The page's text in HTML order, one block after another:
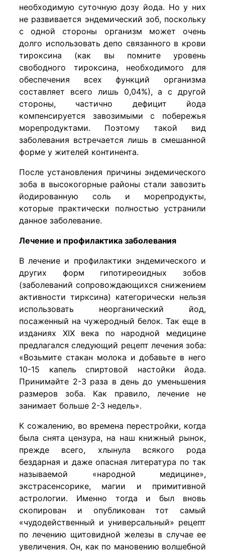
необходимую суточную дозу йода. Но у них
не развивается эндемический зоб, поскольку
с одной стороны организм может очень
долго использовать депо связанного в крови
тироксина (как вы помните уровень
свободного тироксина, необходимого для
обеспечения всех функций организма
составляет всего лишь 0,04%), а с другой
стороны, частично дефицит йода
компенсируется завозимыми с побережья
морепродуктами. Поэтому такой вид
заболевания встречается лишь в смешанной
форме у жителей континента.
После установления причины эндемического
зоба в высокогорные районы стали завозить
йодированную соль и морепродукты,
которые практически полностью устранили
данное заболевание.
Лечение и профилактика заболевания
В лечение и профилактики эндемического и
других форм гипотиреоидных зобов
(заболеваний сопровождающихся снижением
активности тирксина) категорически нельзя
использовать неорганический йод,
посаженный на чужеродный белок. Так еще в
изданиях XIX века по народной медицине
предлагался следующий рецепт лечения зоба:
«Возьмите стакан молока и добавьте в него
10-15 капель спиртовой настойки йода.
Принимайте 2-3 раза в день до уменьшения
размеров зоба. Как правило, лечение не
занимает больше 2-3 недель».
К сожалению, во времена перестройки, когда
была снята цензура, на наш книжный рынок,
прежде всего, хлынула всякого рода
бездарная и даже опасная литература по так
называемой «народной медицине»,
экстрасенсорике, магии и примитивной
астрологии. Именно тогда и был вновь
скопирован и опубликован тот самый
«чудодейственный и универсальный» рецепт
по лечению щитовидной железы в случае ее
увеличения. Он, как по мановению волшебной